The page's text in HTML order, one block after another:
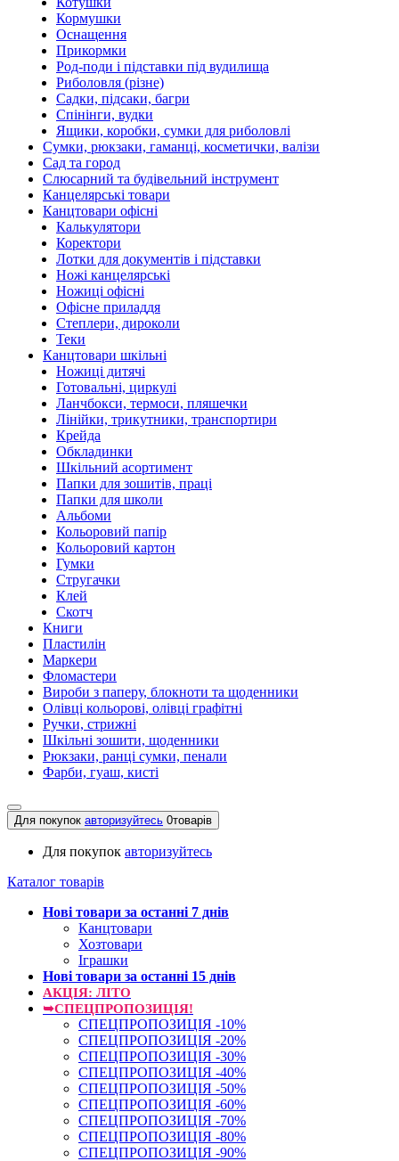
Кормушки
Оснащення
Прикормки
Род-поди і підставки під вудилища
Риболовля (різне)
Садки, підсаки, багри
Спінінги, вудки
Ящики, коробки, сумки для риболовлі
Сумки, рюкзаки, гаманці, косметички, валізи
Сад та город
Слюсарний та будівельний інструмент
Канцелярські товари
Канцтовари офісні
Калькулятори
Коректори
Лотки для документів і підставки
Ножі канцелярські
Ножиці офісні
Офісне приладдя
Степлери, дироколи
Теки
Канцтовари шкільні
Ножиці дитячі
Готовальні, циркулі
Ланчбокси, термоси, пляшечки
Лінійки, трикутники, транспортири
Крейда
Обкладинки
Шкільний асортимент
Папки для зошитів, праці
Папки для школи
Альбоми
Кольоровий папір
Кольоровий картон
Гумки
Стругачки
Клей
Скотч
Книги
Пластилін
Маркери
Фломастери
Вироби з паперу, блокноти та щоденники
Олівці кольорові, олівці графітні
Ручки, стрижні
Шкільні зошити, щоденники
Рюкзаки, ранці сумки, пенали
Фарби, гуаш, кисті
Для покупок авторизуйтесь 0товарів
Для покупок авторизуйтесь
Каталог товарів
Нові товари за останнi 7 днiв
Канцтовари
Хозтовари
Іграшки
Нові товари за останнi 15 днiв
АКЦІЯ: ЛІТО
➥СПЕЦПРОПОЗИЦІЯ!
СПЕЦПРОПОЗИЦІЯ -10%
СПЕЦПРОПОЗИЦІЯ -20%
СПЕЦПРОПОЗИЦІЯ -30%
СПЕЦПРОПОЗИЦІЯ -40%
СПЕЦПРОПОЗИЦІЯ -50%
СПЕЦПРОПОЗИЦІЯ -60%
СПЕЦПРОПОЗИЦІЯ -70%
СПЕЦПРОПОЗИЦІЯ -80%
СПЕЦПРОПОЗИЦІЯ -90%